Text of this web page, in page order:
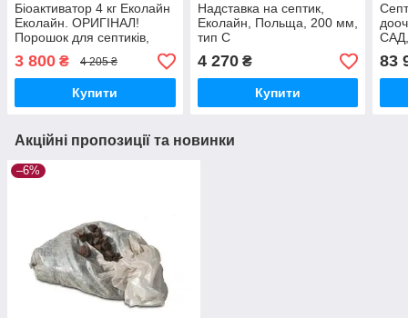
Біоактиватор 4 кг Еколайн
Еколайн. ОРИГІНАЛ!
Порошок для септиків,
3 800 ₴ 4 205 ₴
Купити
Надставка на септик,
Еколайн, Польща, 200 мм,
тип С
4 270₴
Купити
83
Акційні пропозиції та новинки
–6%